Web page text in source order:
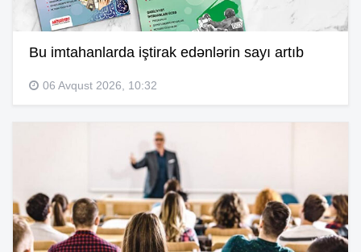
Bu imtahanlarda iştirak edənlərin sayı artıb
06 Avqust 2026, 10:32